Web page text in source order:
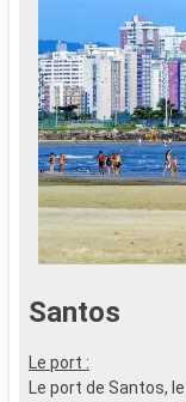
Santos
Le port :
Le port de Santos,